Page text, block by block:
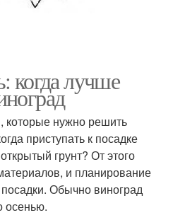
когда лучше
которые нужно решить
приступать к посадке
грунт? От этого
и планирование
Обычно виноград
осенью.